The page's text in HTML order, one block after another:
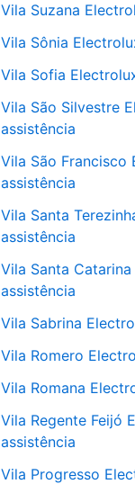
Vila Suzana
Vila Sônia
Vila Sofia
Vila São Silvestre
assistência
Vila São Francisco
assistência
Vila Santa
assistência
Vila Santa
assistência
Vila Sabrina
Vila Romero
Vila Romana
Vila Regente Feijó
assistência
Vila Progresso